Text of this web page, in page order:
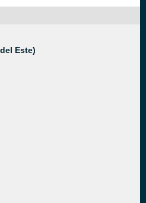
Este)